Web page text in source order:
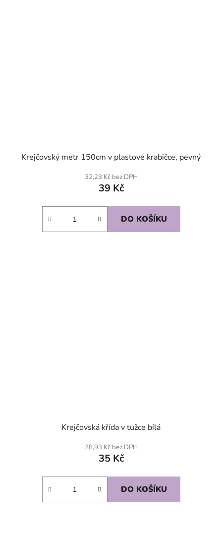
Krejčovský metr 150cm v plastové krabičce, pevný
32,23 Kč bez DPH
39 Kč
DO KOŠÍKU
Krejčovská křída v tužce bílá
28,93 Kč bez DPH
35 Kč
DO KOŠÍKU